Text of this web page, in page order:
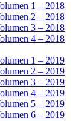
1 – 2018
2 – 2018
3 – 2018
4 – 2018
1 – 2019
2 – 2019
3 – 2019
4 – 2019
5 – 2019
6 – 2019